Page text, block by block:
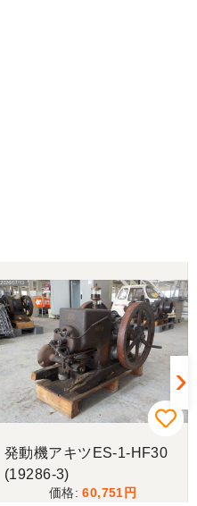
発動機アキツES-1-HF30
(19286-3)
60,751